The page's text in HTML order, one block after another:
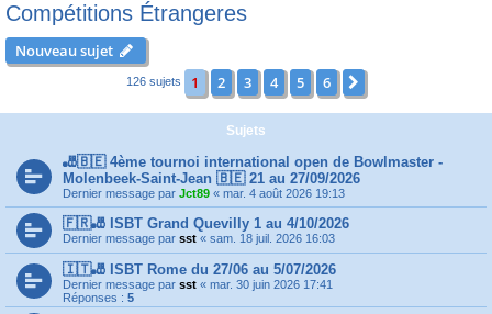
Compétitions Étrangeres
Nouveau sujet
126 sujets 1 2 3 4 5 6
Sujets
🎳🇧🇪 4ème tournoi international open de Bowlmaster -
Molenbeek-Saint-Jean 🇧🇪 21 au 27/09/2026
Dernier message par Jct89 « mar. 4 août 2026 19:13
🇫🇷🎳 ISBT Grand Quevilly 1 au 4/10/2026
Dernier message par sst « sam. 18 juil. 2026 16:03
🇮🇹🎳 ISBT Rome du 27/06 au 5/07/2026
Dernier message par sst « mar. 30 juin 2026 17:41
Réponses : 5